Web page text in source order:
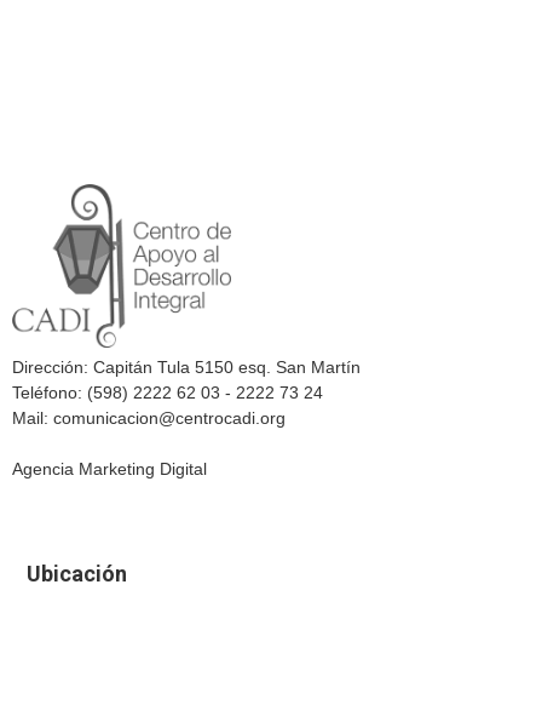
Dirección: Capitán Tula 5150 esq. San Martín
Teléfono: (598) 2222 62 03 - 2222 73 24
Mail: comunicacion@centrocadi.org
Agencia Marketing Digital
Ubicación